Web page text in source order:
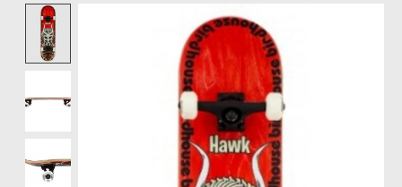
Product image slideshow Items